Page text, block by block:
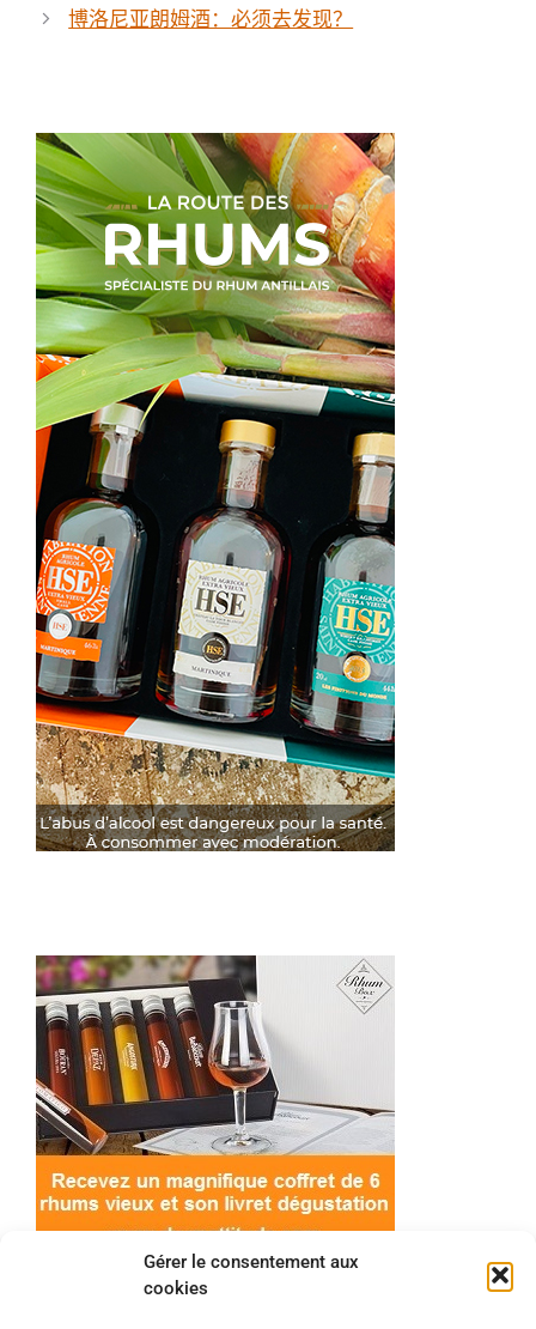
Gérer le consentement aux
cookies
博洛尼亚朗姆酒：必须去发现？